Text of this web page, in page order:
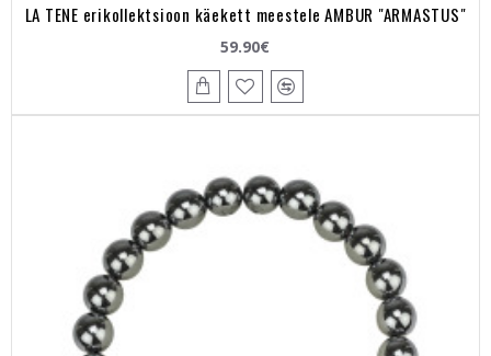
LA TENE erikollektsioon käekett meestele AMBUR "ARMASTUS"
59.90€